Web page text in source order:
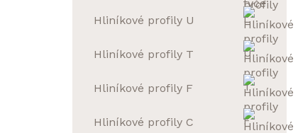
Hliníkové profily U
Hliníkové profily T
Hliníkové profily F
Hliníkové profily C